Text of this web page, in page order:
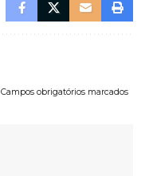
Campos obrigatórios marcados